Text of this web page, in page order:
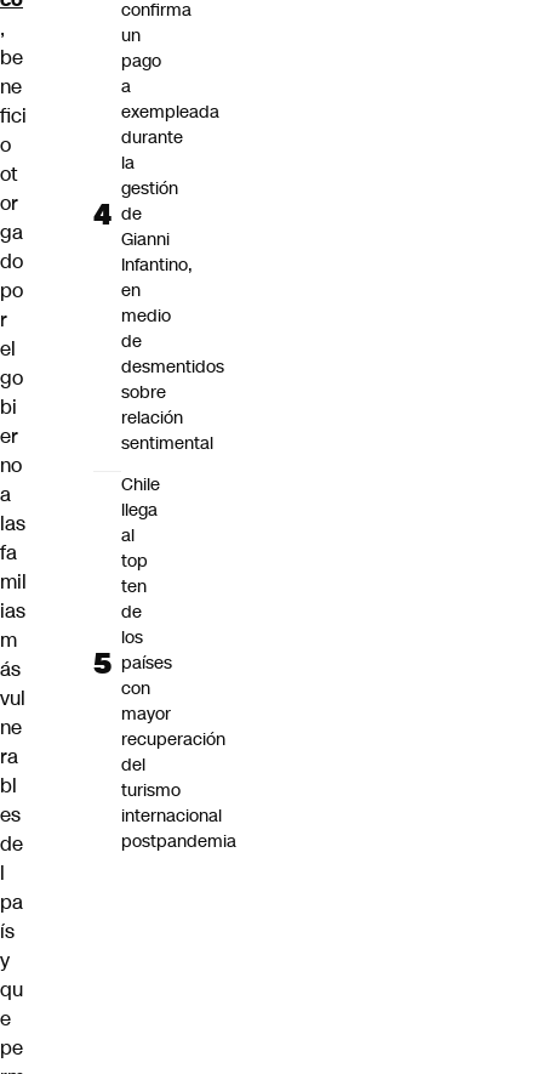
,
be
ne
fici
o
ot
or
ga
do
po
r
el
go
bi
er
no
a
las
fa
mil
ias
m
ás
vul
ne
ra
bl
es
de
l
pa
ís
y
qu
e
pe
confirma
un
pago
a
exempleada
durante
la
gestión
de
Gianni
Infantino,
en
medio
de
desmentidos
sobre
relación
sentimental
Chile
llega
al
top
ten
de
los
países
con
mayor
recuperación
del
turismo
internacional
postpandemia